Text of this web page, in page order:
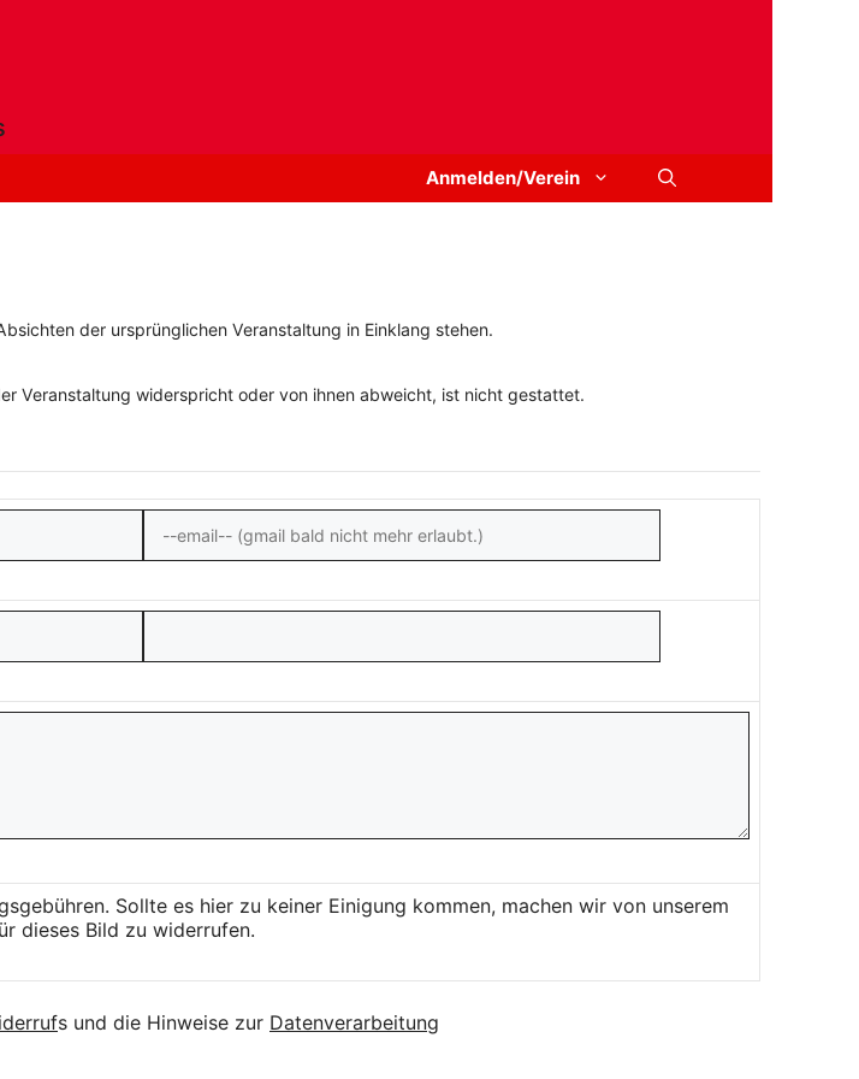
Anmelden/Verein
der ursprünglichen Veranstaltung in Einklang stehen.
Veranstaltung widerspricht oder von ihnen abweicht, ist nicht gestattet.
Sollte es hier zu keiner Einigung kommen, machen wir von unserem
dieses Bild zu widerrufen.
s und die Hinweise zur Datenverarbeitung